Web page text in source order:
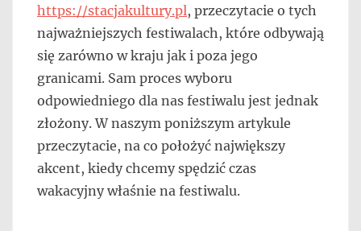
https://stacjakultury.pl, przeczytacie o tych
najważniejszych festiwalach, które odbywają
się zarówno w kraju jak i poza jego
granicami. Sam proces wyboru
odpowiedniego dla nas festiwalu jest jednak
złożony. W naszym poniższym artykule
przeczytacie, na co położyć największy
akcent, kiedy chcemy spędzić czas
wakacyjny właśnie na festiwalu.